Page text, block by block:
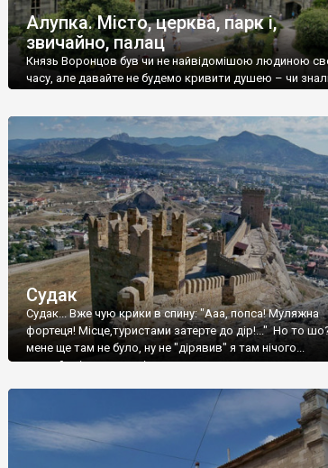
Алупка. Місто, церква, парк і,
звичайно, палац
Князь Воронцов був чи не найвідомішою людиною
часу, але давайте не будемо кривити душею – чи
Судак
Судак... Вже чую крики в спину: "Ааа, попса! Муляжна
фортеця! Місце,туристами затерте до дір!..." Но то
мене ще там не було, ну не "дірявив" я там нічого...
принаймні до цього літа.